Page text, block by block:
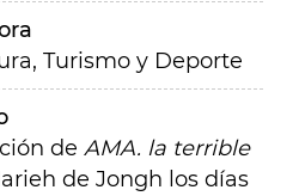
Turismo y Deporte
de AMA. la terrible
de Jongh los días